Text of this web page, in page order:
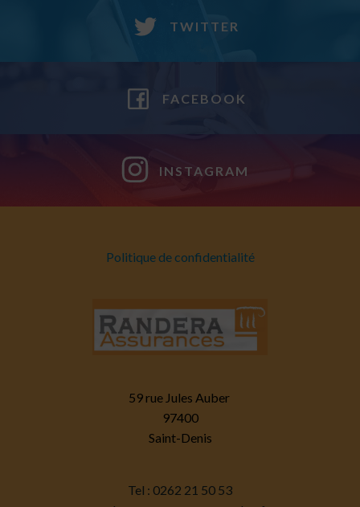
TWITTER
FACEBOOK
INSTAGRAM
59 rue Jules Auber
97400
Saint-Denis
Tel : 0262 21 50 53
Politique de confidentialité